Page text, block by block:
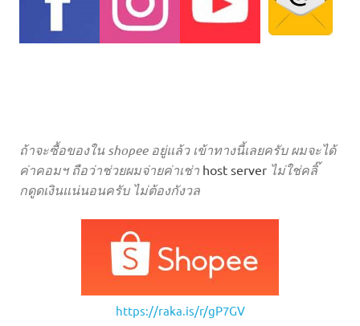
ถ้าจะซื้อของใน shopee อยู่แล้ว เข้าทางนี้เลยครับ ผมจะได้
ค่าคอมฯ ถือว่าช่วยผมจ่ายค่าเช่า host server ไม่ใช่คลิ๊
กดูดเงินแน่นอนครับ ไม่ต้องกังวล
https://raka.is/r/gP7GV